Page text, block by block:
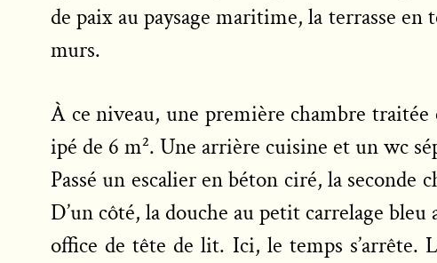
de paix au paysage maritime, la terrasse
murs.
À ce niveau, une première chambre traitée
ipé de 6 m². Une arrière cuisine et un wc
Passé un escalier en béton ciré, la
D’un côté, la douche au petit carrelage
office de tête de lit. Ici, le temps s’arrête.